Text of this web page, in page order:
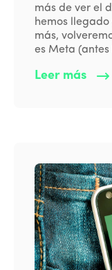
más de ver el
hemos
más,
es Meta (antes
Leer más